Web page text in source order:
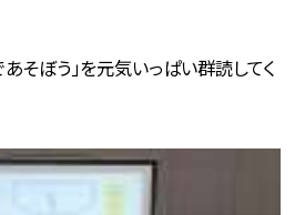
そぼう」を元気いっぱい群読してく